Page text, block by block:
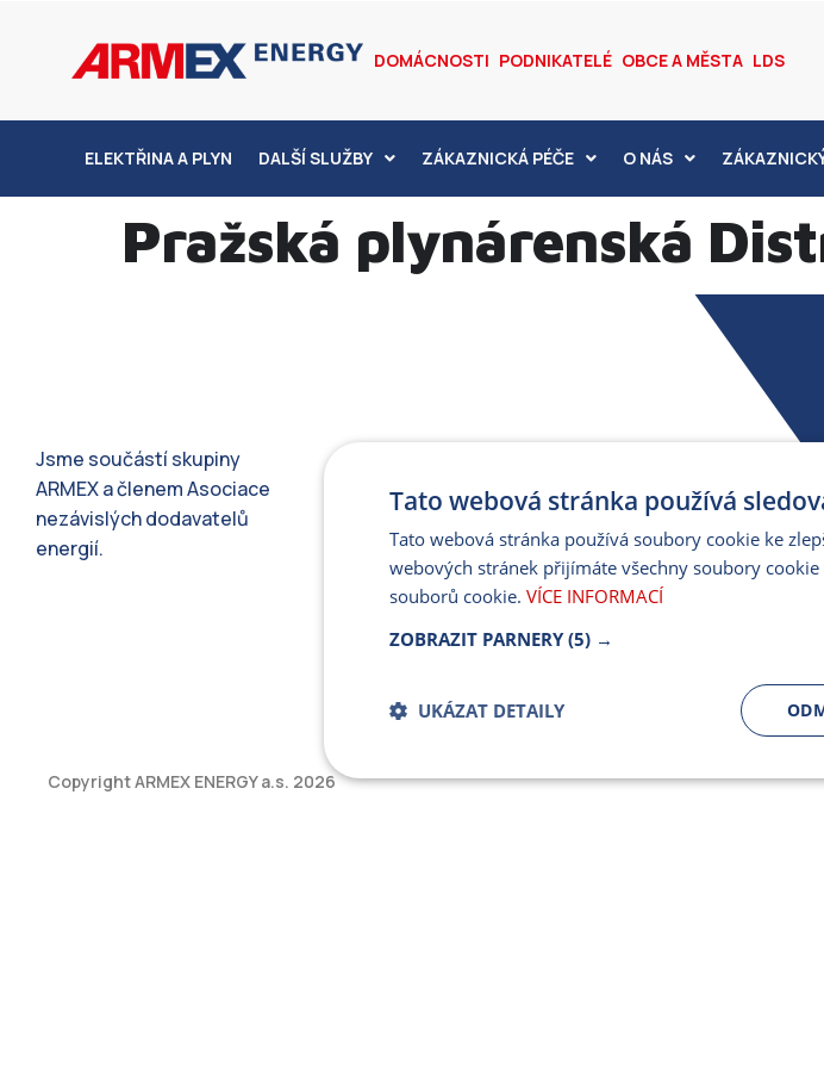
DOMÁCNOSTI PODNIKATELÉ OBCE A MĚSTA LDS
ELEKTŘINA A PLYN DALŠÍ SLUŽBY ZÁKAZNICKÁ PÉČE O NÁS
Pražská plynárenská
Jsme součástí skupiny
ARMEX a členem Asociace
nezávislých dodavatelů
energií.
Copyright ARMEX ENERGY a.s. 2026
Tato webová stránka používá
Tato webová stránka používá soubory cookie ke
webových stránek přijímáte všechny soubory
souborů cookie. VÍCE INFORMACÍ
ZOBRAZIT PARNERY (5) →
UKÁZAT DETAILY
Bezpodmínečně nutné